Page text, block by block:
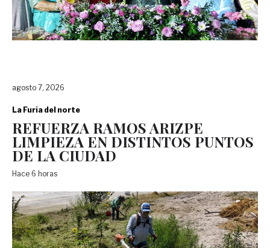
agosto 7, 2026
La Furia del norte
REFUERZA RAMOS ARIZPE
LIMPIEZA EN DISTINTOS PUNTOS
DE LA CIUDAD
Hace 6 horas